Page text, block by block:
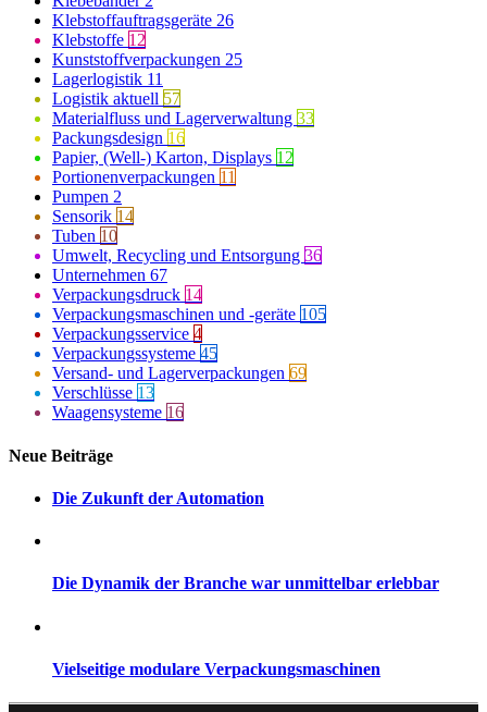
Klebstoffauftragsgeräte 26
Klebstoffe 12
Kunststoffverpackungen 25
Lagerlogistik 11
Logistik aktuell 57
Materialfluss und Lagerverwaltung 33
Packungsdesign 16
Papier, (Well-) Karton, Displays 12
Portionenverpackungen 11
Pumpen 2
Sensorik 14
Tuben 10
Umwelt, Recycling und Entsorgung 36
Unternehmen 67
Verpackungsdruck 14
Verpackungsmaschinen und -geräte 105
Verpackungsservice 4
Verpackungssysteme 45
Versand- und Lagerverpackungen 69
Verschlüsse 13
Waagensysteme 16
Neue Beiträge
Die Zukunft der Automation
Die Dynamik der Branche war unmittelbar erlebbar
Vielseitige modulare Verpackungsmaschinen